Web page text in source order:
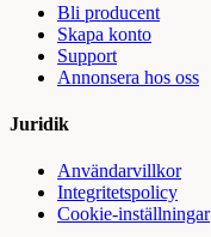
Bli producent
Skapa konto
Support
Annonsera hos oss
Juridik
Användarvillkor
Integritetspolicy
Cookie-inställningar